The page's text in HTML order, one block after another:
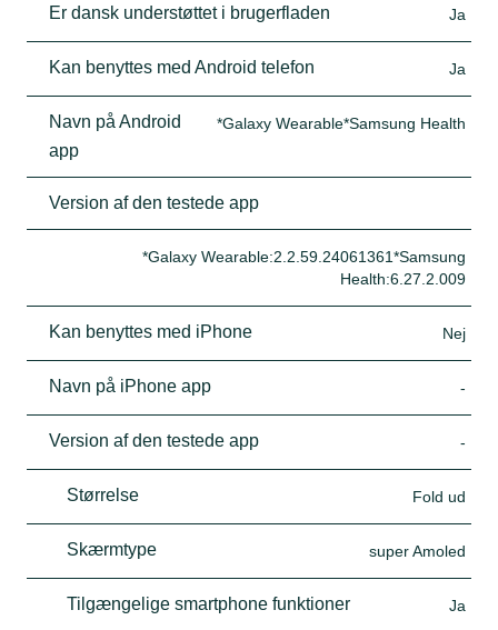
Er dansk understøttet i brugerfladen Ja
Kan benyttes med Android telefon Ja
Navn på Android
app
*Galaxy Wearable*Samsung Health
Version af den testede app
*Galaxy Wearable:2.2.59.24061361*Samsung
Health:6.27.2.009
Kan benyttes med iPhone Nej
Navn på iPhone app -
Version af den testede app -
Størrelse Fold ud
Skærmtype super Amoled
Tilgængelige smartphone funktioner Ja